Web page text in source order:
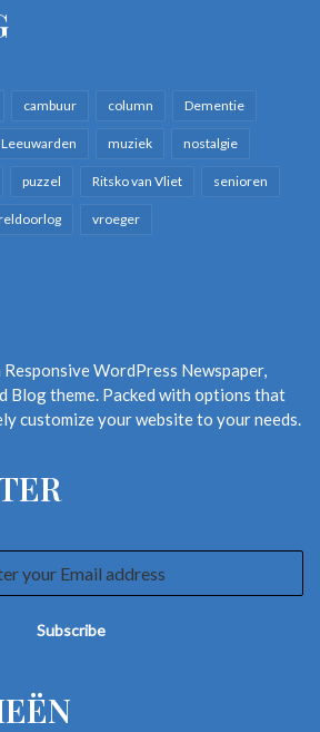
cambuur column Dementie
Leeuwarden muziek nostalgie
puzzel Ritsko van Vliet senioren
vroeger
Responsive WordPress Newspaper,
Blog theme. Packed with options that
customize your website to your needs.